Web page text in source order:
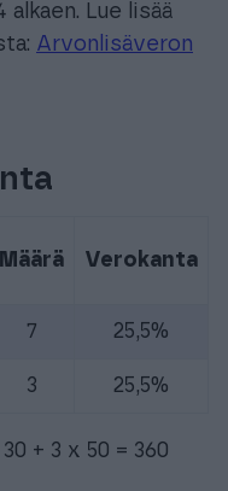
alkaen. Lue lisää
Arvonlisäveron
Määrä Verokanta
7 25,5%
3 25,5%
+ 3 x 50 = 360